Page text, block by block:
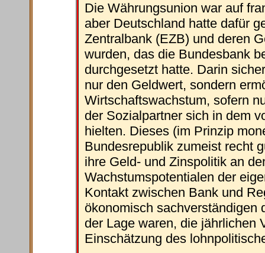
Die Währungsunion war auf
aber Deutschland hatte dafür
Zentralbank (EZB) und deren
wurden, das die Bundesbank
durchgesetzt hatte. Darin
nur den Geldwert, sondern
Wirtschaftswachstum, sofern
der Sozialpartner sich in dem
hielten. Dieses (im Prinzip
Bundesrepublik zumeist recht
ihre Geld- und Zinspolitik an
Wachstumspotentialen der
Kontakt zwischen Bank und
ökonomisch sachverständigen
der Lage waren, die jährlichen
Einschätzung des